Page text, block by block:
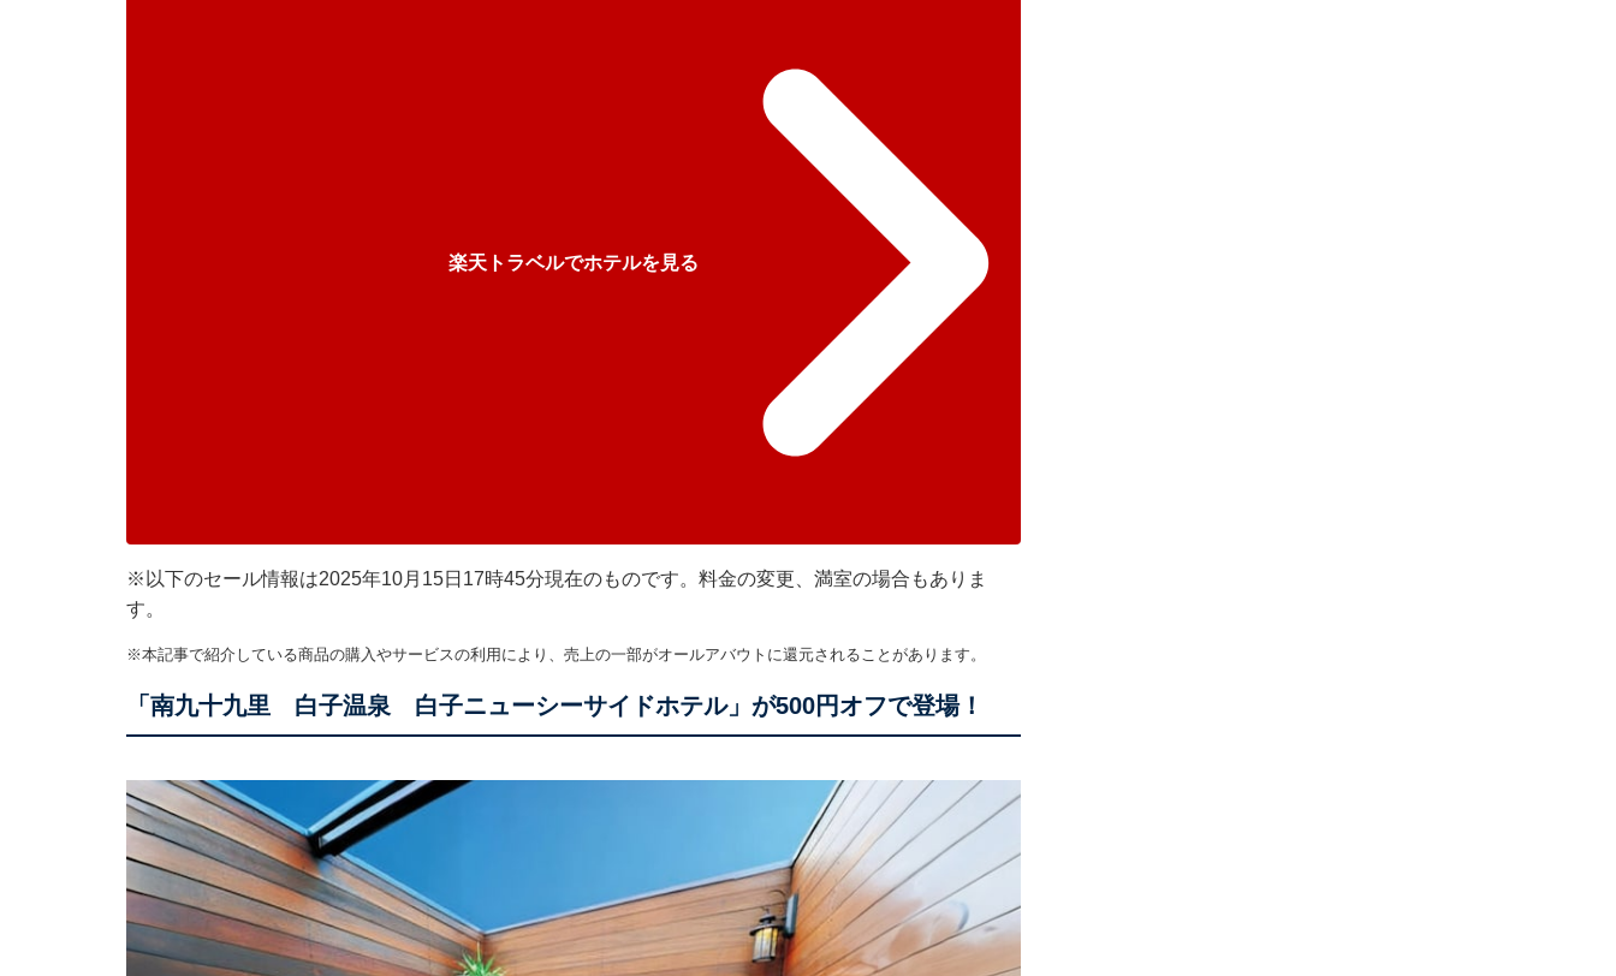
楽天トラベルでホテルを見る
※以下のセール情報は2025年10月15日17時45分現在のものです。料金の変更、満室の場合もありま
す。
※本記事で紹介している商品の購入やサービスの利用により、売上の一部がオールアバウトに還元されることがあります。
「南九十九里 白子温泉 白子ニューシーサイドホテル」が500円オフで登場！